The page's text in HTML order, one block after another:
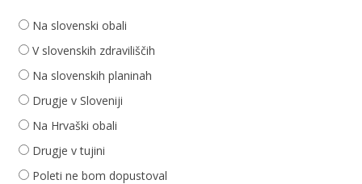
Na slovenski obali
V slovenskih zdraviliščih
Na slovenskih planinah
Drugje v Sloveniji
Na Hrvaški obali
Drugje v tujini
Poleti ne bom dopustoval